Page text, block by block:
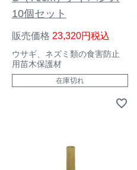
10個セット
販売価格 23,320 税込
ウサギ、ネズミ類の食害防止
用苗木保護材
在庫切れ